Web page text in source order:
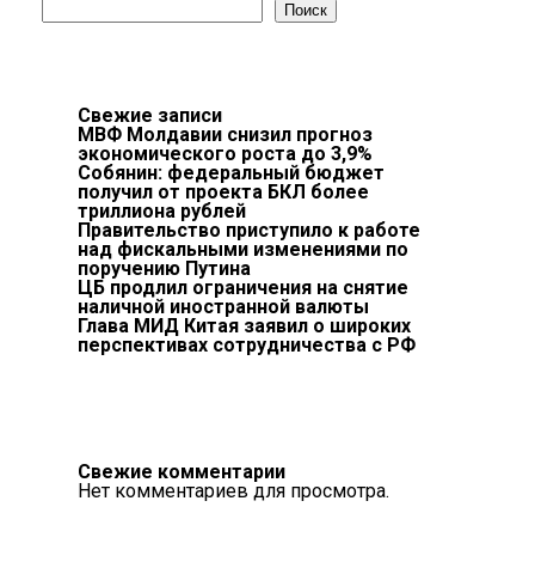
Поиск
Свежие записи
МВФ Молдавии снизил прогноз
экономического роста до 3,9%
Собянин: федеральный бюджет
получил от проекта БКЛ более
триллиона рублей
Правительство приступило к работе
над фискальными изменениями по
поручению Путина
ЦБ продлил ограничения на снятие
наличной иностранной валюты
Глава МИД Китая заявил о широких
перспективах сотрудничества с РФ
Свежие комментарии
Нет комментариев для просмотра.